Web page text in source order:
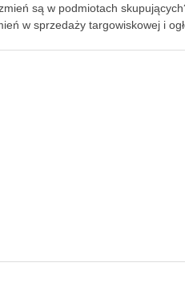
są w podmiotach
w sprzedaży targowiskowej i